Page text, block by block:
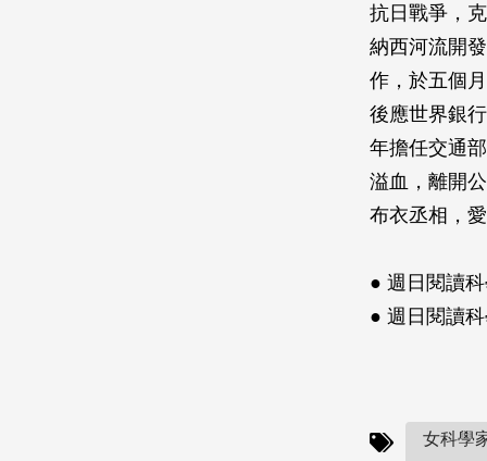
抗日戰爭，
納西河流開
作，於五個
後應世界銀
年擔任交通
溢血，離開
布衣丞相，
● 週日閱讀
● 週日閱讀
女科學